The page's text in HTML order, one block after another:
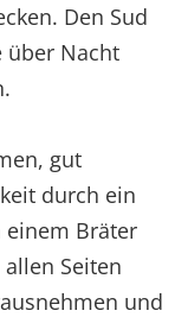
Den Sud
über Nacht
gut
durch ein
einem Bräter
Seiten
und